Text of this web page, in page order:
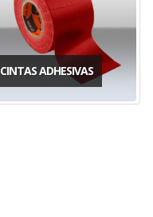
CINTAS ADHESIVAS